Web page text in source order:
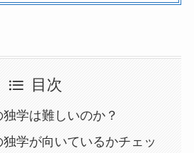
目次
学は難しいのか？
学が向いているかチェッ